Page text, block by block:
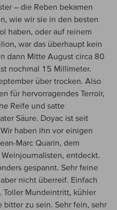
– die Reben bekamen
wie wir sie in den besten
haben, oder auf reinem
war das überhaupt kein
dann Mitte August circa 80
nochmal 15 Millimeter.
über trocken. Also
für hervorragendes Terroir,
Reife und satte
Säure. Doyac ist seit
haben ihn vor einigen
Marc Quarin, dem
entdeckt.
gespannt. Sehr feine
nicht überreif. Einfach
Toller Mundeintritt, kühler
bitter zu sein. Sehr fein, sehr